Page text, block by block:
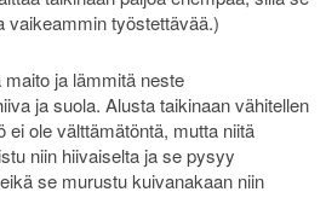
vaikeammin työstettävää.)
ja lämmitä neste
ja suola. Alusta taikinaan vähitellen
ei ole välttämätöntä, mutta niitä
niin hiivaiselta ja se pysyy
se murustu kuivanakaan niin